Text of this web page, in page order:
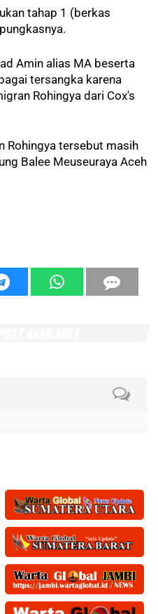
tahap 1 (berkas
Amin alias MA beserta
tersangka karena
Rohingya dari Cox's
Rohingya tersebut masih
Balee Meuseuraya Aceh